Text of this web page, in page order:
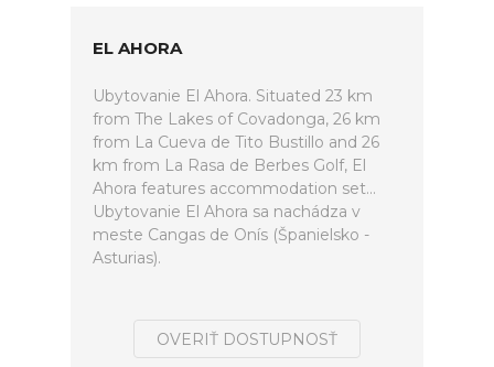
EL AHORA
Ubytovanie El Ahora. Situated 23 km
from The Lakes of Covadonga, 26 km
from La Cueva de Tito Bustillo and 26
km from La Rasa de Berbes Golf, El
Ahora features accommodation set...
Ubytovanie El Ahora sa nachádza v
meste Cangas de Onís (Španielsko -
Asturias).
OVERIŤ DOSTUPNOSŤ